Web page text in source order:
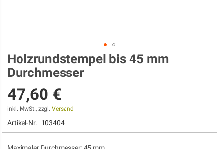
Zum
Anfang
der
springen
Holzrundstempel bis 45 mm
Durchmesser
47,60 €
inkl. MwSt., zzgl. Versand
Artikel-Nr. 103404